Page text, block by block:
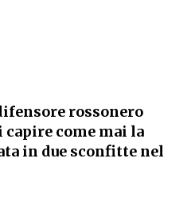
– 4 parte
rossonero
come mai la
in due sconfitte nel